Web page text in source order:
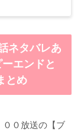
ネタバレあ
エンドと
とめ
０放送の【ブ